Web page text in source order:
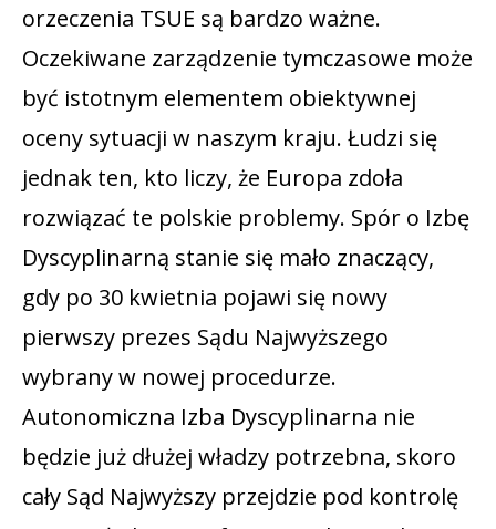
orzeczenia TSUE są bardzo ważne.
Oczekiwane zarządzenie tymczasowe może
być istotnym elementem obiektywnej
oceny sytuacji w naszym kraju. Łudzi się
jednak ten, kto liczy, że Europa zdoła
rozwiązać te polskie problemy. Spór o Izbę
Dyscyplinarną stanie się mało znaczący,
gdy po 30 kwietnia pojawi się nowy
pierwszy prezes Sądu Najwyższego
wybrany w nowej procedurze.
Autonomiczna Izba Dyscyplinarna nie
będzie już dłużej władzy potrzebna, skoro
cały Sąd Najwyższy przejdzie pod kontrolę